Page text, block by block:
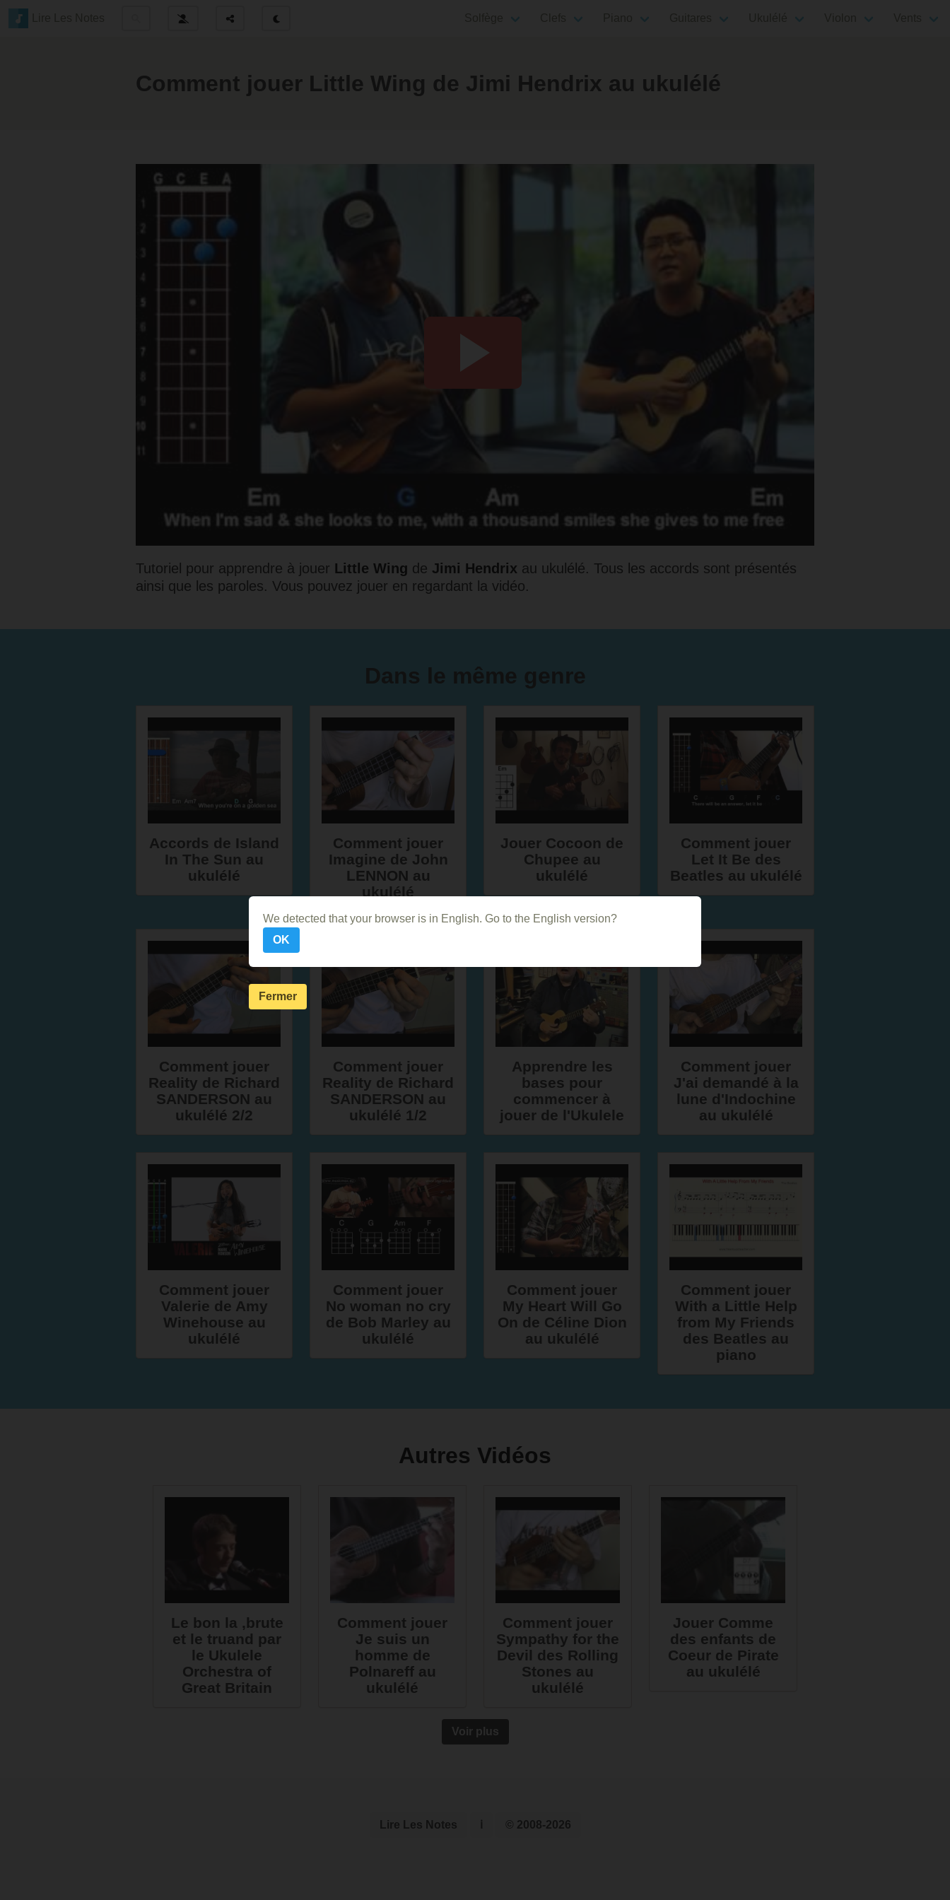
Comment jouer Little Wing de Jimi Hendrix au ukulélé
Tutoriel pour apprendre à jouer Little Wing de Jimi Hendrix au ukulélé. Tous les accords sont présentés
ainsi que les paroles. Vous pouvez jouer en regardant la vidéo.
Accords de Island
In The Sun au
ukulélé
Comment jouer
Imagine de John
LENNON au
ukulélé
Jouer Cocoon de
Chupee au
ukulélé
Comment jouer
Let It Be des
Beatles au ukulélé
Comment jouer
Reality de Richard
SANDERSON au
ukulélé 2/2
Comment jouer
Reality de Richard
SANDERSON au
ukulélé 1/2
Apprendre les
bases pour
commencer à
jouer de l'Ukulele
Comment jouer
J'ai demandé à la
lune d'Indochine
au ukulélé
Comment jouer
Valerie de Amy
Winehouse au
ukulélé
Comment jouer
No woman no cry
de Bob Marley au
ukulélé
Comment jouer
My Heart Will Go
On de Céline Dion
au ukulélé
Comment jouer
With a Little Help
from My Friends
des Beatles au
piano
Autres Vidéos
Le bon la ,brute
et le truand par
le Ukulele
Orchestra of
Great Britain
Comment jouer
Je suis un
homme de
Polnareff au
ukulélé
Comment jouer
Sympathy for the
Devil des Rolling
Stones au
ukulélé
Jouer Comme
des enfants de
Coeur de Pirate
au ukulélé
Voir plus
Lire Les Notes © 2008-2026
We detected that your browser is in English. Go to the English version?
OK
Fermer